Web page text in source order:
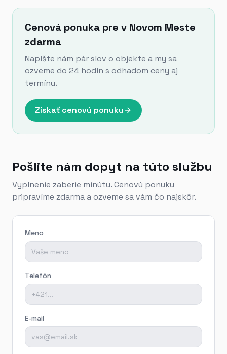
Cenová ponuka pre v Novom Meste
zdarma
Napíšte nám pár slov o objekte a my sa
ozveme do 24 hodín s odhadom ceny aj
termínu.
Získať cenovú ponuku
Pošlite nám dopyt na túto službu
Vyplnenie zaberie minútu. Cenovú ponuku
pripravíme zdarma a ozveme sa vám čo najskôr.
Meno
Telefón
E-mail